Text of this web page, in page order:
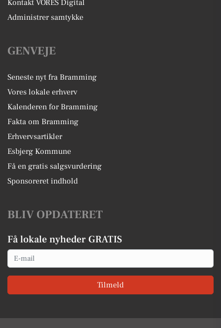
Kontakt VORES Digital
Administrer samtykke
GENVEJE
Seneste nyt fra Bramming
Vores lokale erhverv
Kalenderen for Bramming
Fakta om Bramming
Erhvervsartikler
Esbjerg Kommune
Få en gratis salgsvurdering
Sponsoreret indhold
BLIV OPDATERET
Få lokale nyheder GRATIS
Email
Tilmeld